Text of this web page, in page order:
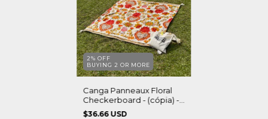
2% OFF
BUYING 2 OR MORE
Canga Panneaux Floral
Checkerboard - (cópia) -
(cópia) - (cópia) - (cópia)
$36.66 USD